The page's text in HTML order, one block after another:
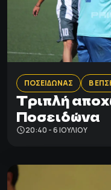
ΠΟΣΕΙΔΩΝΑΣ Β
Τριπλή
Ποσειδώνα
20:40 - 6 ΙΟΥΛΊΟΥ